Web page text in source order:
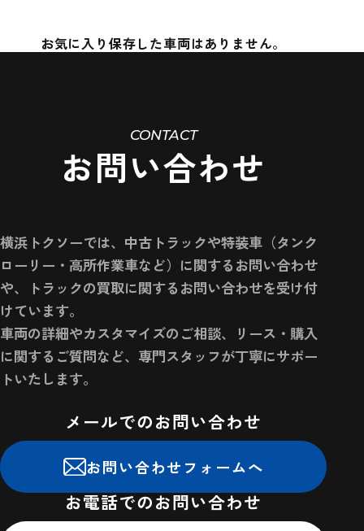
お気に入り保存した車両はありません。
CONTACT
お問い合わせ
横浜トクソーでは、中古トラックや特装車（タンク
ローリー・高所作業車など）に関するお問い合わせ
や、トラックの買取に関するお問い合わせを受け付
けています。
車両の詳細やカスタマイズのご相談、リース・購入
に関するご質問など、専門スタッフが丁寧にサポー
トいたします。
メールでのお問い合わせ
お問い合わせフォームへ
お電話でのお問い合わせ